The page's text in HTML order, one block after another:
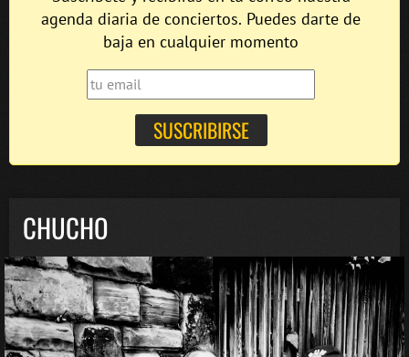
agenda diaria de conciertos. Puedes darte de
baja en cualquier momento
CHUCHO